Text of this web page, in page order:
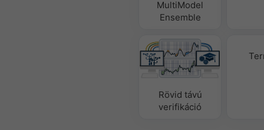
MultiModel
Ensemble
Rövid távú
verifikáció